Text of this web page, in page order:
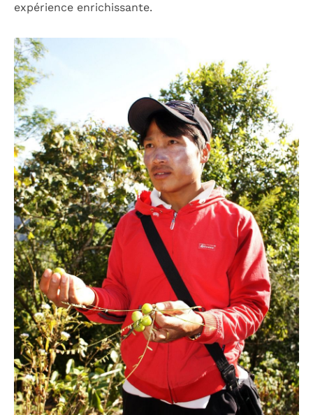
expérience enrichissante.